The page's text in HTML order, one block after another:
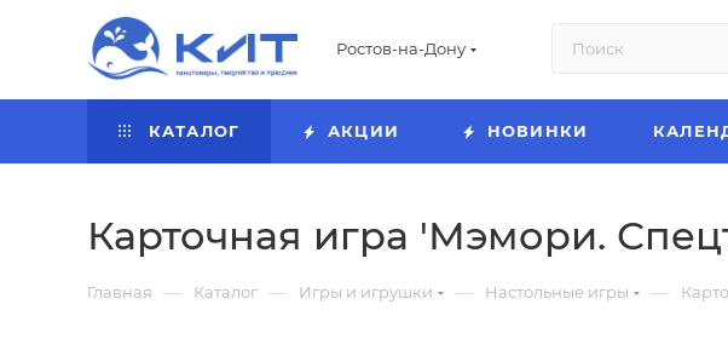
Ростов-на-Дону
КАТАЛОГ АКЦИИ НОВИНКИ
Карточная игра 'Мэмори.
Главная — Каталог — Игры и игрушки — Настольные игры —